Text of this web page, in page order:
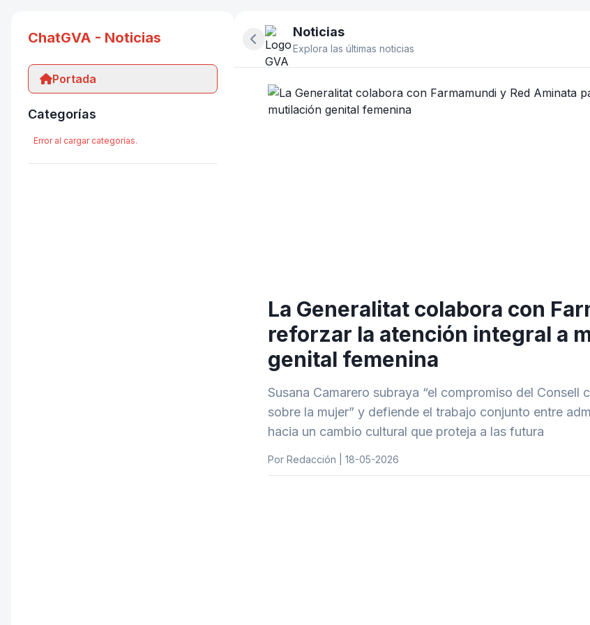
ChatGVA - Noticias
Portada
Categorías
Error al cargar categorías.
Ocultar panel lateral
Noticias
Explora las últimas noticias
La Generalitat colabora con
reforzar la atención integral a
genital femenina
Susana Camarero subraya “el compromiso del
sobre la mujer” y defiende el trabajo conjunto entre
hacia un cambio cultural que proteja a las futura
Por Redacción | 18-05-2026